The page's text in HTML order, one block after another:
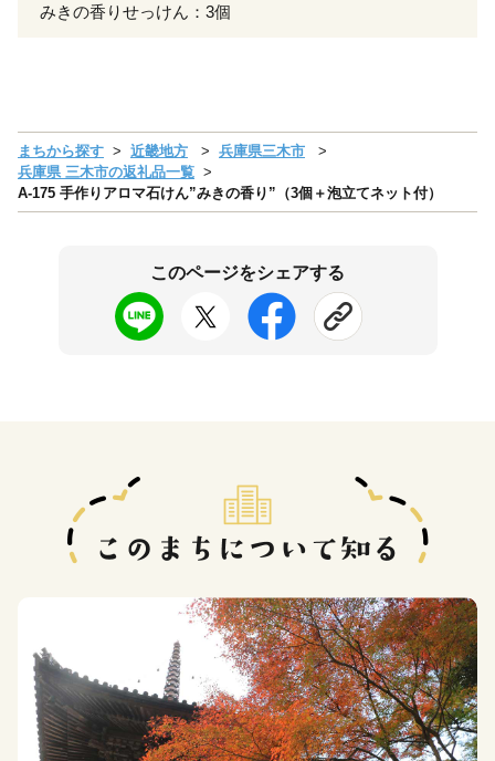
みきの香りせっけん：3個
まちから探す 近畿地方
兵庫県三木市
兵庫県 三木市の返礼品一覧
A-175 手作りアロマ石けん”みきの香り”（3個＋泡立てネット付）
このページをシェアする